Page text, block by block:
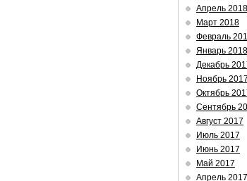
Апрель 2018
Март 2018
Февраль
Январь 2018
Декабрь
Ноябрь 2017
Октябрь
Сентябрь
Август 2017
Июль 2017
Июнь 2017
Май 2017
Апрель 2017